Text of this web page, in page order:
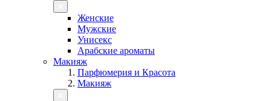
Женские
Мужские
Унисекс
Арабские ароматы
Макияж
Парфюмерия и Красота
Макияж